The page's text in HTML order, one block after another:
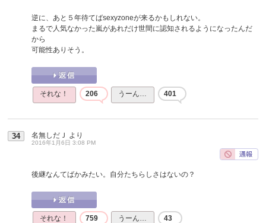
逆に、あと５年待てばsexyzoneが来るかもしれない。
まるで人気なかった嵐があれだけ世間に認知されるようになったんだ
から
可能性ありそう。
それな！ 206 うーん… 401
34 名無しだＪ より
2016年1月6日 3:08 PM
後継なんてばかみたい。自分たちらしさはないの？
それな！ 759 うーん… 43